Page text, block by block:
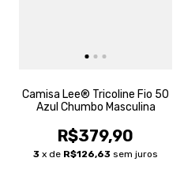
Camisa Lee® Tricoline Fio 50
Azul Chumbo Masculina
R$379,90
3 x de R$126,63 sem juros